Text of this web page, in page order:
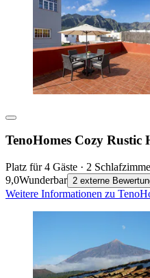
TenoHomes Cozy Rustic
Platz für 4 Gäste · 2
9,0Wunderbar 2 externe
Weitere Informationen zu